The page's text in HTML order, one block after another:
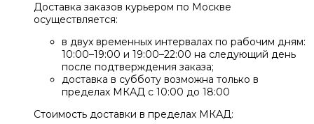
Доставка заказов курьером по Москве
осуществляется:
в двух временных интервалах по рабочим дням:
10:00–19:00 и 19:00–22:00 на следующий день
после подтверждения заказа;
доставка в субботу возможна только в
пределах МКАД с 10:00 до 18:00
Стоимость доставки в пределах МКАД: